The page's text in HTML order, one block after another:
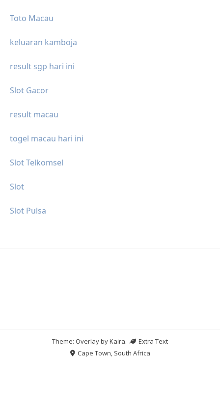
Toto Macau
keluaran kamboja
result sgp hari ini
Slot Gacor
result macau
togel macau hari ini
Slot Telkomsel
Slot
Slot Pulsa
Theme: Overlay byKaira.
Extra Text
Cape Town, South Africa